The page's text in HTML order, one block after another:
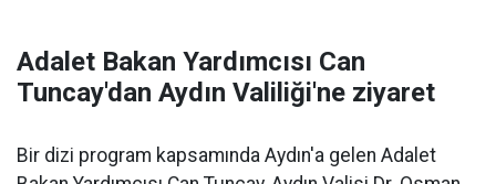
Adalet Bakan Yardımcısı Can
Tuncay'dan Aydın Valiliği'ne ziyaret
Bir dizi program kapsamında Aydın'a gelen Adalet